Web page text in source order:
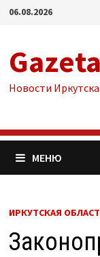
Перейти
06.08.2026
Новости Иркутска
МЕНЮ
ИРКУТСКАЯ